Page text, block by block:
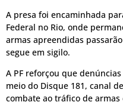
A presa foi encaminhada
Federal no Rio, onde
armas apreendidas
segue em sigilo.
A PF reforçou que
meio do Disque 181, canal
combate ao tráfico de armas